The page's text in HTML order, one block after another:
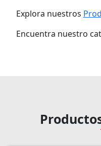
Explora nuestros
Encuentra nuestro